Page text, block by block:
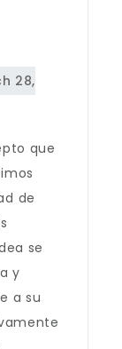
que
de
se
y
a su